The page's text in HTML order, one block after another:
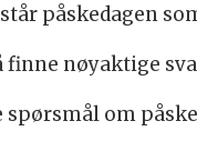
påskedagen
nøyaktige
spørsmål om